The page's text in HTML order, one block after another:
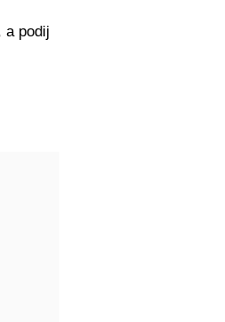
a podij